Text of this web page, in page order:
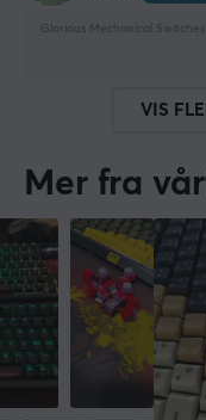
Glorious Mechanical
VIS
Mer fra